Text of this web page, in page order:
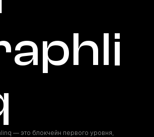
— это блокчейн первого уровня,